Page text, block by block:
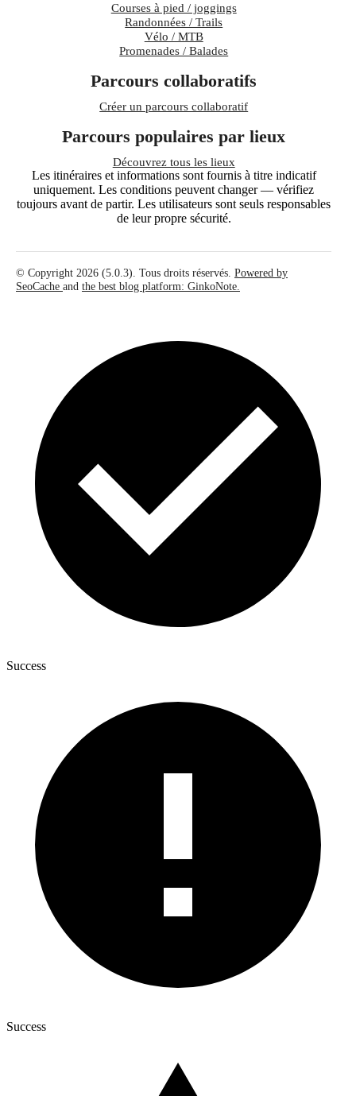
Courses à pied / joggings
Randonnées / Trails
Vélo / MTB
Promenades / Balades
Parcours collaboratifs
Créer un parcours collaboratif
Parcours populaires par lieux
Découvrez tous les lieux
Les itinéraires et informations sont fournis à titre indicatif
uniquement. Les conditions peuvent changer — vérifiez
toujours avant de partir. Les utilisateurs sont seuls responsables
de leur propre sécurité.
© Copyright 2026 (5.0.3). Tous droits réservés. Powered by
SeoCache and the best blog platform: GinkoNote.
Success
Success